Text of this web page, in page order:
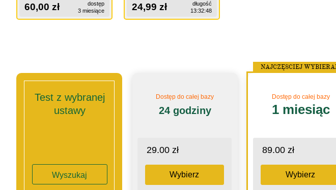
60,00 zł
dostęp
3 miesiące
24,99 zł
długość
13:32:48
Test z wybranej
ustawy
Wyszukaj
Dostęp do całej bazy
24 godziny
29.00 zł
Wybierz
Dostęp do całej bazy
1 miesiąc
89.00 zł
Wybierz
NAJCZĘSCIEJ